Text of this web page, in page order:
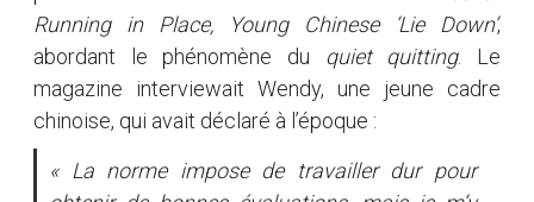
Running in Place, Young Chinese ‘Lie Down’,
abordant le phénomène du
quiet quitting. Le
magazine interviewait Wendy, une jeune cadre
chinoise, qui avait déclaré à l’époque :
« La norme impose de travailler dur pour